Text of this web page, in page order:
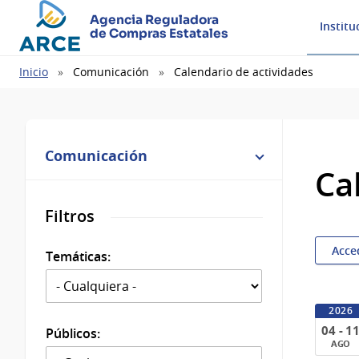
Agencia Reguladora
de Compras Estatales
Ruta
Inicio Comunicación Calendario de actividades
Comunicación
Filtros
Temáticas:
Públicos:
2026
04 - 11
AGO